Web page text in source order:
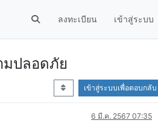
ลงทะเบียน เข้าสู่ระบบ
มปลอดภัย
เข้าสู่ระบบเพื่อตอบกลับ
6 มี.ค. 2567 07:35